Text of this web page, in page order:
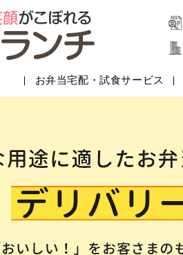
お弁当宅配・試食サービス